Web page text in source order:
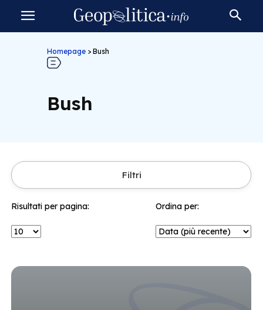
Homepage > Bush
Bush
Filtri
Risultati per pagina: Ordina per: